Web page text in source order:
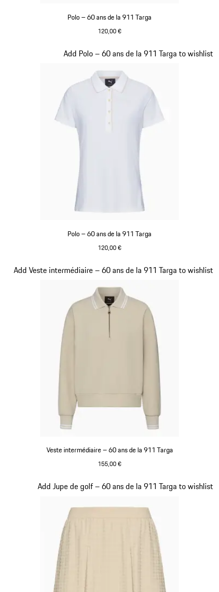
Polo – 60 ans de la 911 Targa
120,00 €
Polo – 60 ans de la 911 Targa
120,00 €
Add Polo – 60 ans de la 911 Targa to wishlist
Diapositive 16 sur 20
Veste intermédiaire – 60 ans de la 911 Targa
155,00 €
Add Veste intermédiaire – 60 ans de la 911 Targa to wishlist
Diapositive 17 sur 20
Add Jupe de golf – 60 ans de la 911 Targa to wishlist
Diapositive 18 sur 20